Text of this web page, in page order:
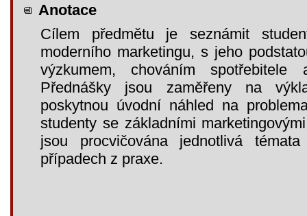
Anotace
Cílem předmětu je seznámit
moderního marketingu, s jeho
výzkumem, chováním
Přednášky jsou zaměřeny na
poskytnou úvodní náhled na
studenty se základními
jsou procvičována jednotlivá
případech z praxe.